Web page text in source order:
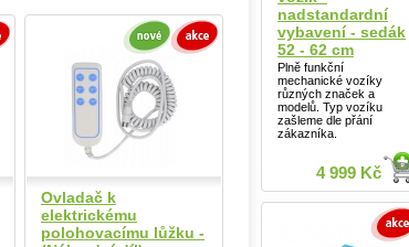
Ovladač k
elektrickému
polohovacímu lůžku -
nadstandardní
vybavení - sedák
52 - 62 cm
Plně funkční
mechanické vozíky
různých značek a
modelů. Typ vozíku
zašleme dle přání
zákazníka.
4 999 Kč